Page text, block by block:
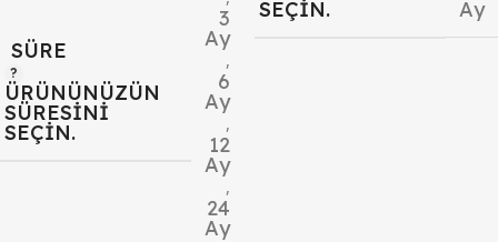
SÜRE
ÜRÜNÜNÜZÜN
SÜRESINI
SEÇIN.
3
Ay
,
6
Ay
,
12
Ay
,
24
Ay
SEÇIN. Ay